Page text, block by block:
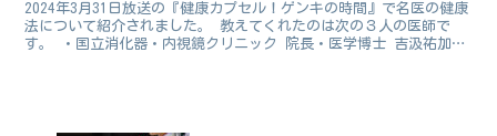
2024年3月31日放送の『健康カプセル！ゲンキの時間』で名医の健康
法について紹介されました。 教えてくれたのは次の３人の医師で
す。 ・国立消化器・内視鏡クリニック 院長・医学博士 吉汲祐加子